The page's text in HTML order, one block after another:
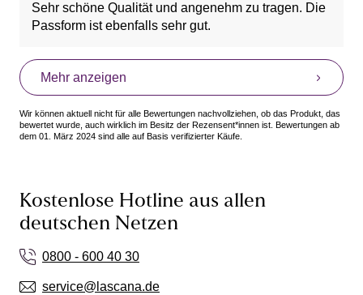
Sehr schöne Qualität und angenehm zu tragen. Die
Passform ist ebenfalls sehr gut.
Mehr anzeigen
Wir können aktuell nicht für alle Bewertungen nachvollziehen, ob das Produkt, das
bewertet wurde, auch wirklich im Besitz der Rezensent*innen ist. Bewertungen ab
dem 01. März 2024 sind alle auf Basis verifizierter Käufe.
Kostenlose Hotline aus allen
deutschen Netzen
0800 - 600 40 30
service@lascana.de